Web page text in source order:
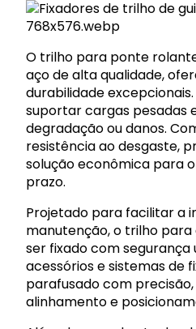
O trilho para ponte
aço de alta qualidade,
durabilidade
suportar cargas pesadas
degradação ou danos.
resistência ao desgaste,
solução econômica para
prazo.
Projetado para facilitar a
manutenção, o trilho
ser fixado com segurança
acessórios e sistemas de
parafusado com
alinhamento e